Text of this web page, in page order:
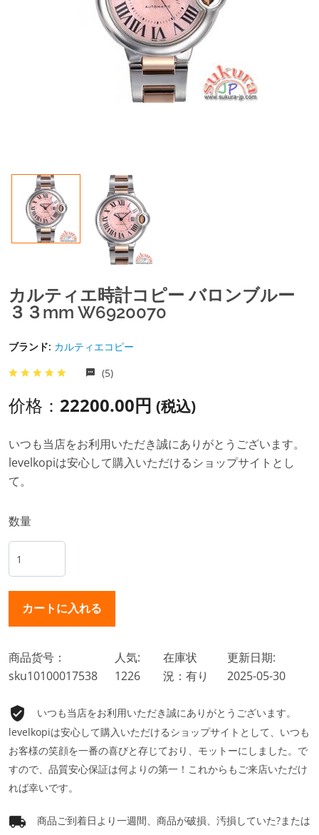
カルティエ時計コピー バロンブルー
３３mm W6920070
ブランド: カルティエコピー
(5)
价格： 22200.00円 (税込)
いつも当店をお利用いただき誠にありがとうございます。
levelkopiは安心して購入いただけるショップサイトとし
て。
数量
商品货号：
sku10100017538
人気:
1226
在庫状
況：有り
更新日期:
2025-05-30
いつも当店をお利用いただき誠にありがとうございます。
levelkopiは安心して購入いただけるショップサイトとして、いつも
お客様の笑顔を一番の喜びと存じており、モットーにしました。で
すので、品質安心保証は何よりの第一！これからもご来店いただけ
れば幸いです。
商品ご到着日より一週間、商品が破損、汚損していた?または